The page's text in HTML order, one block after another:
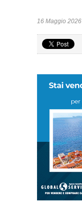
16 Maggio 2026